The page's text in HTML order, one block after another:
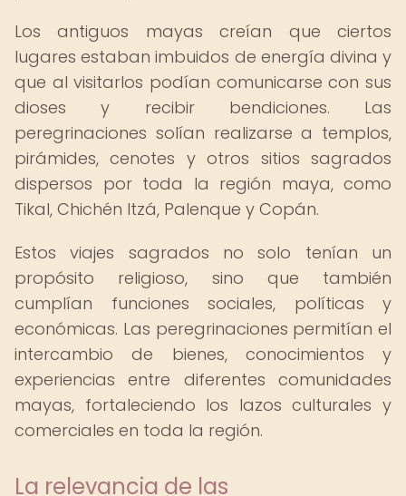
Los antiguos mayas creían que ciertos
lugares estaban imbuidos de energía divina y
que al visitarlos podían comunicarse con sus
dioses y recibir bendiciones. Las
peregrinaciones solían realizarse a templos,
pirámides, cenotes y otros sitios sagrados
dispersos por toda la región maya, como
Tikal, Chichén Itzá, Palenque y Copán.
Estos viajes sagrados no solo tenían un
propósito religioso, sino que también
cumplían funciones sociales, políticas y
económicas. Las peregrinaciones permitían el
intercambio de bienes, conocimientos y
experiencias entre diferentes comunidades
mayas, fortaleciendo los lazos culturales y
comerciales en toda la región.
La relevancia de las